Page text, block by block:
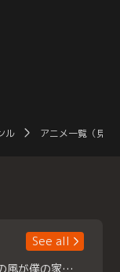
ル アニメ一覧（見放
See all
浮所飛貴主演！ 【夏色の風が僕の家にやってきた】 本日よりテラサで独占配信スタート！